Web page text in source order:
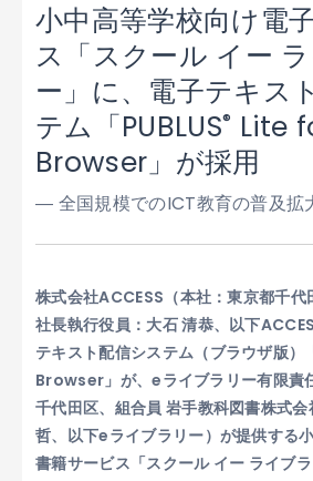
小中高等学校向け電
ス「スクール イー
ー」に、電子テキス
テム「PUBLUS® Lite
Browser」が採用
― 全国規模でのICT教育の普及
株式会社ACCESS（本社：東京都千
社長執行役員：大石 清恭、以下
テキスト配信システム（ブラウザ版）
Browser」が、eライブラリー有限責
千代田区、組合員 岩手教科図書株式
哲、以下eライブラリー）が提供する
書籍サービス「スクール イー ライブ